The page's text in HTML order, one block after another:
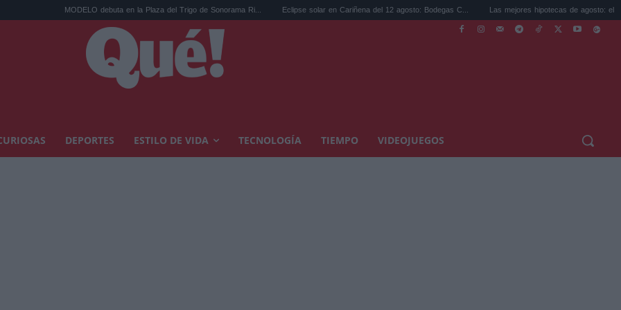
MODELO debuta en la Plaza del Trigo de Sonorama Ri... Eclipse solar en Cariñena del 12 agosto: Bodegas C... Las mejores hipotecas de agosto: el TAE más compet...
DEPORTES ESTILO DE VIDA TECNOLOGÍA TIEMPO VIDEOJUEGOS